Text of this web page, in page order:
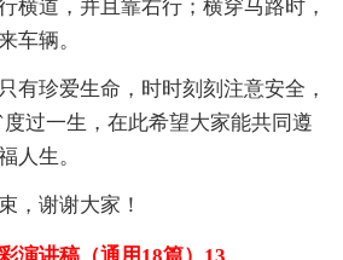
横道，并且靠右行；横穿马路时，
车辆。
有珍爱生命，时时刻刻注意安全，
过一生，在此希望大家能共同遵
人生。
，谢谢大家！